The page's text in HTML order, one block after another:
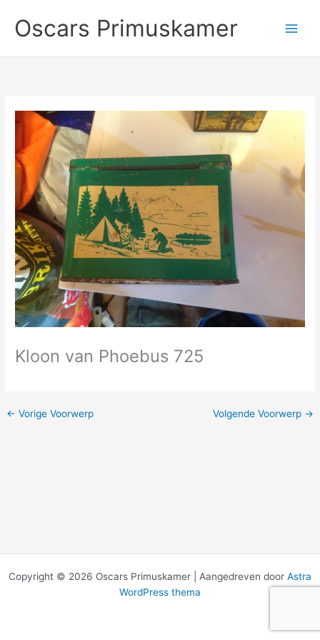
naar
inhoud
Oscars Primuskamer
Kloon van Phoebus 725
← Vorige Voorwerp Volgende Voorwerp →
Copyright © 2026 Oscars Primuskamer | Aangedreven door Astra
WordPress thema